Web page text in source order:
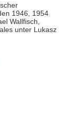
1946, 1954
Wallfisch,
unter Lukasz